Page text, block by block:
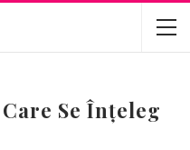
Se Înțeleg